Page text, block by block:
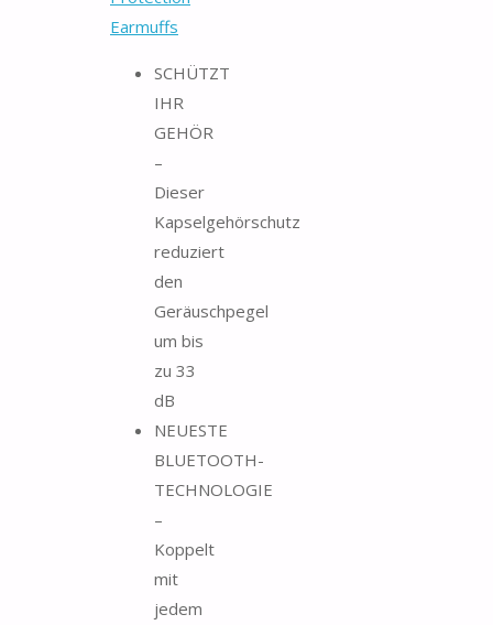
Earmuffs
SCHÜTZT
IHR
GEHÖR
–
Dieser
Kapselgehörschutz
reduziert
den
Geräuschpegel
um bis
zu 33
dB
NEUESTE
BLUETOOTH-
TECHNOLOGIE
–
Koppelt
mit
jedem